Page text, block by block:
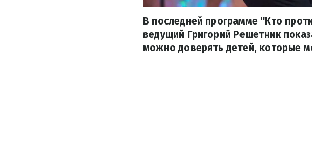
В последней программе "Кто
ведущий Григорий Решетник
можно доверять детей, которые